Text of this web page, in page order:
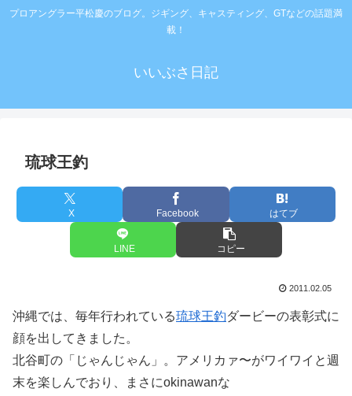
プロアングラー平松慶のブログ。ジギング、キャスティング、GTなどの話題満
載！
いいぶさ日記
琉球王釣
X Facebook はてブ
LINE コピー
2011.02.05
沖縄では、毎年行われている琉球王釣ダービーの表彰式に
顔を出してきました。
北谷町の「じゃんじゃん」。アメリカァ〜がワイワイと週
末を楽しんでおり、まさにokinawanな